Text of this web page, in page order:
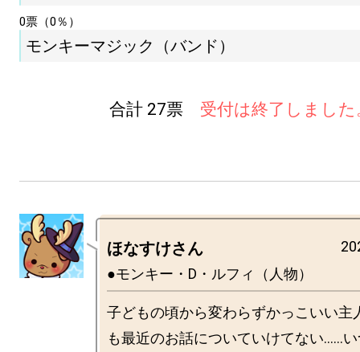
0票（0％）
モンキーマジック（バンド）
合計 27票 受付は終了しました
ほなすけさん
●モンキー・D・ルフィ（人物）
子どもの頃から変わらずかっこいい主
も最近のお話についていけてない……